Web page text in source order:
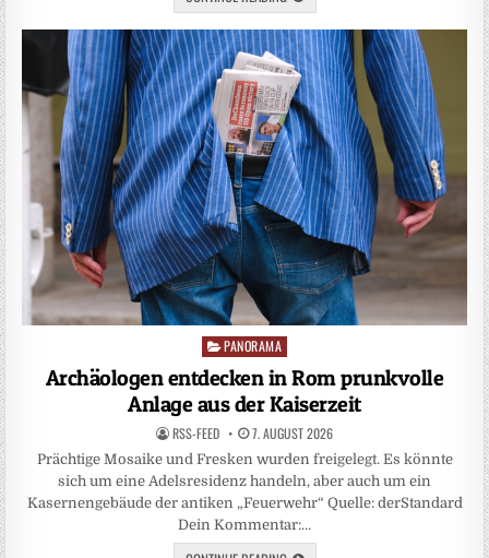
Posted
in
PANORAMA
Archäologen entdecken in Rom prunkvolle
Anlage aus der Kaiserzeit
RSS-FEED 7. AUGUST 2026
Prächtige Mosaike und Fresken wurden freigelegt. Es könnte
sich um eine Adelsresidenz handeln, aber auch um ein
Kasernengebäude der antiken „Feuerwehr“ Quelle: derStandard
Dein Kommentar:…